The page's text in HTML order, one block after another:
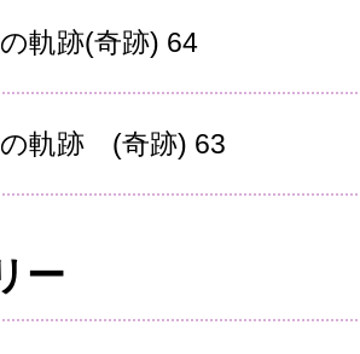
軌跡(奇跡) 64
軌跡 (奇跡) 63
ー